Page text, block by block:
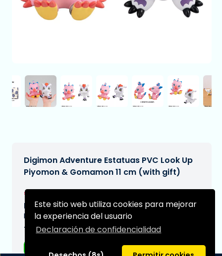
Este sitio web utiliza cookies para mejorar
la experiencia del usuario
Declaración de confidencialidad
Digimon Adventure Estatuas PVC Look Up
Piyomon & Gomamon 11 cm (with gift)
€88,99
Fecha de entrega prevista:
N/A
Tipo: